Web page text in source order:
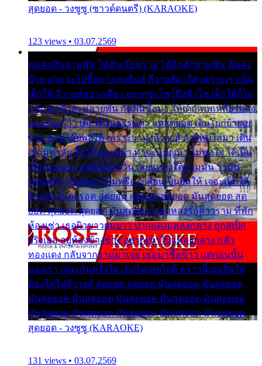
สุดยอด - วงซูซู (ซาวด์ดนตรี) (KARAOKE)
123 views • 03.07.2569
พ่อส่งเงินสามพัน ให้ฉันเรียนราม ได้อีกสักสามพัน ฉันคง
บ๊าย บาย จะไปซื้อกางเกงยีนส์ ลีวายส์มาใส่ เพราะเราเป็น
เด็กใต้ ลีวายส์อย่างเดียว อยากจะโชว์ถึงหิวโซ เด็กใต้ก็ไม่
หวั่น ตกตัวละหลายพัน กัดฟันซื้อมา ให้เด็กเทพเหลียวมอง
และต้องรู้ว่า เด็กใต้ไม่ธรรมดา แต่สุดยอด เดินโยกย้ายเย
ยวน กวนโอ๊ยพอได้ เพราะว่านุ่งลีวายส์ ตัวใหม่ใส่มา เดิน
เข้ามหาลัย จิ๊กโก๊มองหน้า ท่าจะมีปัญหา ไม่พอใจ ได้เป็น
เรื่องแน่นอน แต่ฉันไม่หวั่น เลยแหลงใต้ถามมัน ว่ามัน
พรั่นพรือ มันตอบว่าไม่พรื่อ เปลี่ยนเป็นยิ้มให้ เจอะเด็กใต้
ด้วยกัน ก็เลยรอด สุดยอด สุดยอด สุดยอด มันสุดยอด สุด
ยอด สุดยอด สุดยอด มันสุดยอด แอบหลงรักสาวราม ที่พัก
ห้องเช่า เธอผิวขาวผมยาว ปากแดงแหลงกลาง ถูกสเป็ก
จริงเธอ อยู่ห้องข้างข้าง อยากเข้าไปแหลงกลาง กลัว
ทองแดง กลับจากรามมาเจอ เธอมาซื้อข้าว แต่ก่อนนั้น
สองเรา เจอะกันครั้งใด เธอไม่เคยไยดี คราวนี้เธอยิ้มให้
ต้องให้ใส่ลีวายส์ สุดยอด สุดยอด มันสุดยอด มันสุดยอด
มันสุดยอด มันสุดยอด มันสุดยอด มันสุดยอด มันสุดยอด
มันสุดยอด มันสุดยอด มันสุดยอด มันสุดยอด มันสุดยอด
สุดยอด - วงซูซู (KARAOKE)
131 views • 03.07.2569